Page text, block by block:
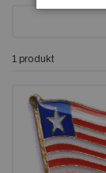
1 produkt